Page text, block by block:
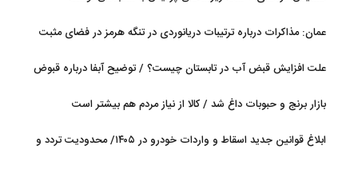
عمان: مذاکرات درباره ترتیبات دریانوردی در تنگه هرمز در فضای مثبت
علت افزایش قبض آب در تابستان چیست؟ / توضیح آبفا درباره قبوض
بازار برنج و حبوبات داغ شد / کالا از نیاز مردم هم بیشتر است
ابلاغ قوانین جدید اسقاط و واردات خودرو در ۱۴۰۵/ محدودیت تردد و